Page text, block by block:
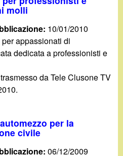
molli
10/01/2010
appassionati di
dedicata a professionisti e
da Tele Clusone TV
per la
civile
06/12/2009